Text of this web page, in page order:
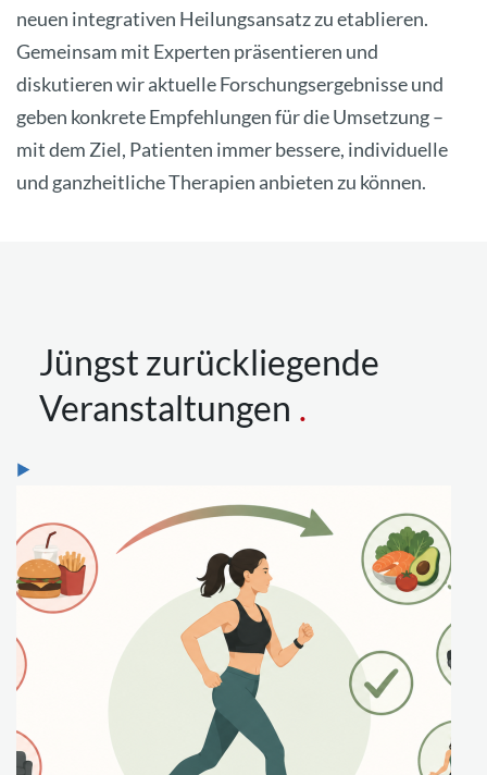
neuen integrativen Heilungsansatz zu etablieren.
Gemeinsam mit Experten präsentieren und
diskutieren wir aktuelle Forschungsergebnisse und
geben konkrete Empfehlungen für die Umsetzung –
mit dem Ziel, Patienten immer bessere, individuelle
und ganzheitliche Therapien anbieten zu können.
Jüngst zurückliegende
Veranstaltungen